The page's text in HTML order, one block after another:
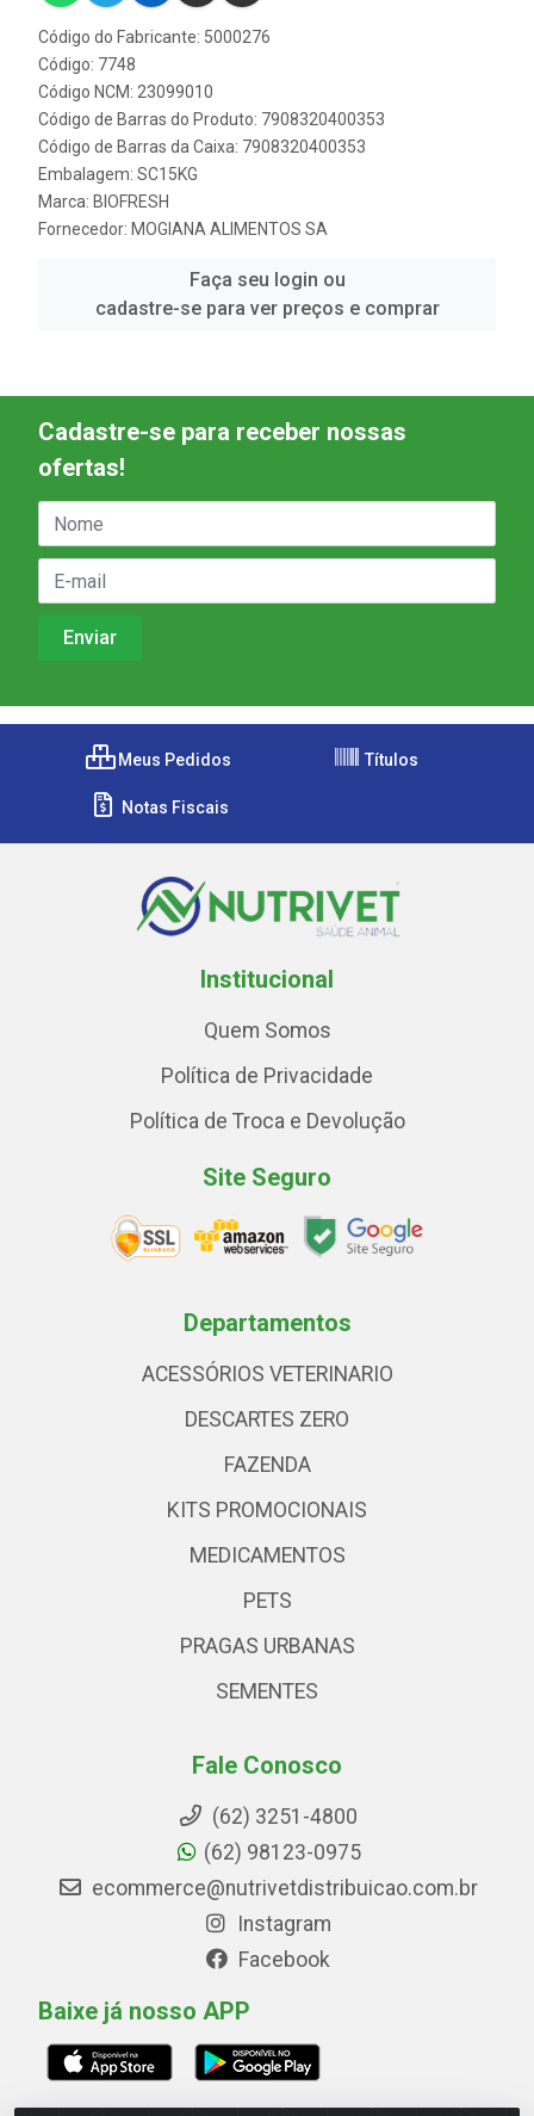
Código do Fabricante: 5000276
Código: 7748
Código NCM: 23099010
Código de Barras do Produto: 7908320400353
Código de Barras da Caixa: 7908320400353
Embalagem: SC15KG
Marca: BIOFRESH
Fornecedor: MOGIANA ALIMENTOS SA
Faça seu login ou
cadastre-se para ver preços e comprar
Cadastre-se para receber nossas
ofertas!
Meus Pedidos Títulos
Notas Fiscais
Institucional
Quem Somos
Política de Privacidade
Política de Troca e Devolução
Site Seguro
Departamentos
ACESSÓRIOS VETERINARIO
DESCARTES ZERO
FAZENDA
KITS PROMOCIONAIS
MEDICAMENTOS
PETS
PRAGAS URBANAS
SEMENTES
Fale Conosco
(62) 3251-4800
(62) 98123-0975
ecommerce@nutrivetdistribuicao.com.br
Instagram
Facebook
Baixe já nosso APP